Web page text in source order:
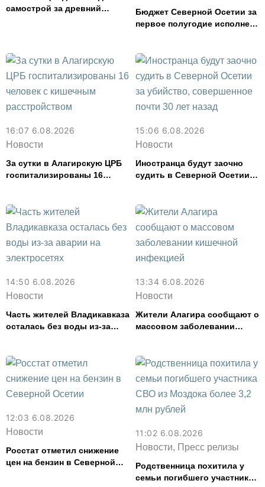
самострой за древний
Бюджет Северной Осетии за
первое полугодие исполнен
16:07 6.08.2026
Новости
За сутки в Алагирскую ЦРБ
госпитализированы 16
15:06 6.08.2026
Новости
Иностранца будут заочно
судить в Северной Осетии
14:50 6.08.2026
Новости
Часть жителей Владикавказа
осталась без воды из-за
13:34 6.08.2026
Новости
Жители Алагира сообщают о
массовом заболевании
12:03 6.08.2026
Новости
Росстат отметил снижение
цен на бензин в Северной
11:02 6.08.2026
Новости, Пресс релизы
Родственница похитила у
семьи погибшего участника